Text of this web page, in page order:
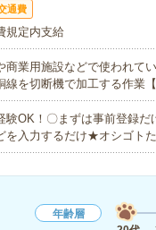
通費
規定内支給
商業用施設などで使われて
線を切断機で加工する作業
OK！〇まずは事前登録だ
を入力するだけ★オシゴト
年齢層